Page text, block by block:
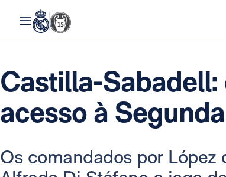
Castilla-
acesso à Segunda
Os comandados por